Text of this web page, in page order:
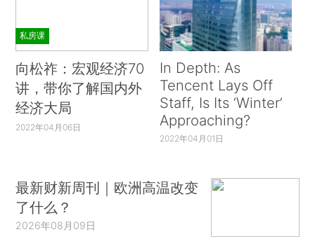
私房课
向松祚：宏观经济70
讲，带你了解国内外
经济大局
2022年04月06日
In Depth: As
Tencent Lays Off
Staff, Is Its ‘Winter’
Approaching?
2022年04月01日
最新财新周刊｜欧洲高温改变
了什么？
2026年08月09日